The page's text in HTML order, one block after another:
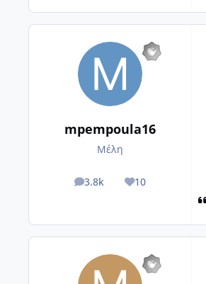
mpempoula16
Μέλη
3.8k
posts 10
Reputation